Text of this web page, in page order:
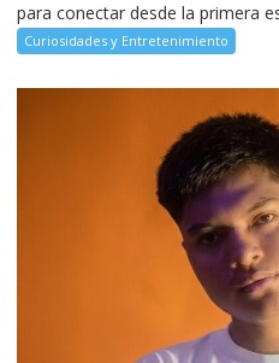
para conectar desde la primera
Curiosidades y Entretenimiento